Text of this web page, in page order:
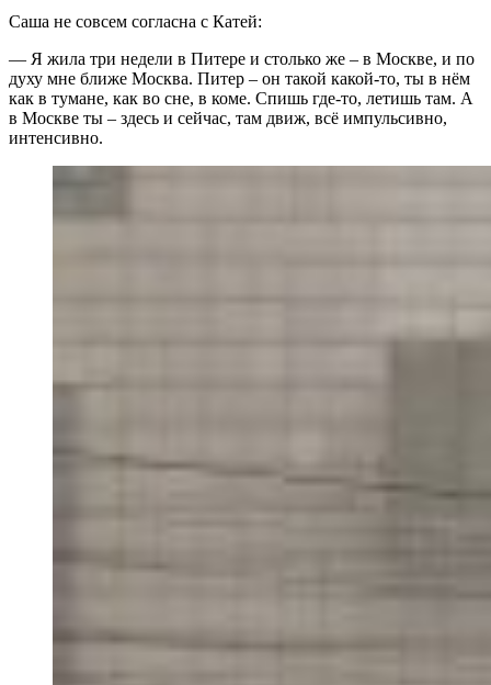
Саша не совсем согласна с Катей:
— Я жила три недели в Питере и столько же – в Москве, и по
духу мне ближе Москва. Питер – он такой какой-то, ты в нём
как в тумане, как во сне, в коме. Спишь где-то, летишь там. А
в Москве ты – здесь и сейчас, там движ, всё импульсивно,
интенсивно.